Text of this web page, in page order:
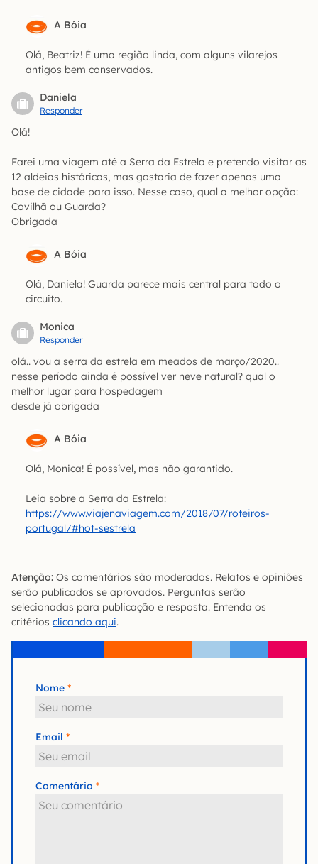
A Bóia
Olá, Beatriz! É uma região linda, com alguns vilarejos
antigos bem conservados.
Daniela
Responder
Olá!
Farei uma viagem até a Serra da Estrela e pretendo visitar as
12 aldeias históricas, mas gostaria de fazer apenas uma
base de cidade para isso. Nesse caso, qual a melhor opção:
Covilhã ou Guarda?
Obrigada
A Bóia
Olá, Daniela! Guarda parece mais central para todo o
circuito.
Monica
Responder
olá.. vou a serra da estrela em meados de março/2020..
nesse período ainda é possível ver neve natural? qual o
melhor lugar para hospedagem
desde já obrigada
A Bóia
Olá, Monica! É possível, mas não garantido.
Leia sobre a Serra da Estrela:
https://www.viajenaviagem.com/2018/07/roteiros-
portugal/#hot-sestrela
Atenção: Os comentários são moderados. Relatos e opiniões
serão publicados se aprovados. Perguntas serão
selecionadas para publicação e resposta. Entenda os
critérios clicando aqui.
Nome
Email
Comentário